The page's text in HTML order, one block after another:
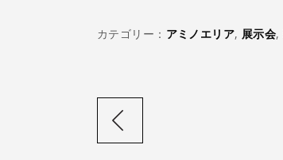
カテゴリー： アミノエリア, 展示会,